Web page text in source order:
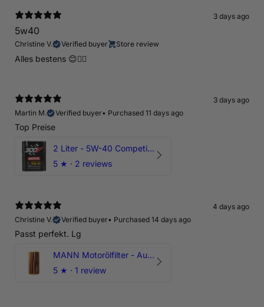
3 days ago
5w40
Christine V. Verified buyer Store review
Alles bestens 😊👍🏻
3 days ago
Martin M.
Verified buyer• Purchased 11 days ago
Top Preise
2 Liter - 5W-40 Competition 300V Motul Motoröl
5 ★ · 2 reviews
4 days ago
Christine V.
Verified buyer• Purchased 14 days ago
Passt perfekt. Lg
MANN Motorölfilter - Audi RS3 TTRS RSQ3 VZ5 - DAZ DNW
5 ★ · 1 review